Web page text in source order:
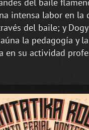
intensa labor en la
del baile; y
la pedagogía y
en su actividad